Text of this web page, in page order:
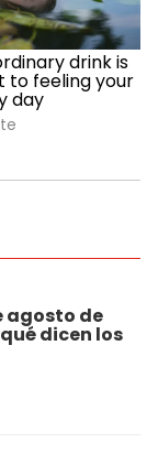
agosto de
dicen los